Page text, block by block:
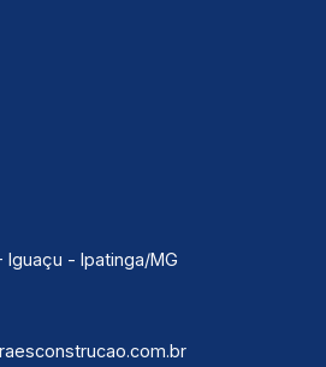
Iguaçu - Ipatinga/MG